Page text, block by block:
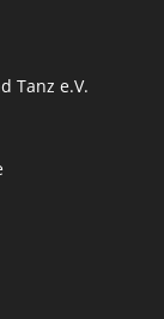
Tanz e.V.